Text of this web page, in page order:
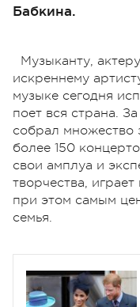
Бабкина.
Музыканту,
искреннему
музыке сегодня
поет вся страна.
собрал множество
более 150
свои амплуа и
творчества,
при этом самым
семья.